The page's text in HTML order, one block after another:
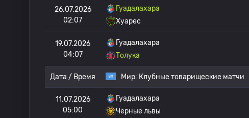
26.07.2026
02:07
Гуадалахара
Хуарес
19.07.2026
04:07
Гуадалахара
Толука
Дата / Время Мир: Клубные товарищеские матчи
11.07.2026
05:00
Гуадалахара
Черные львы